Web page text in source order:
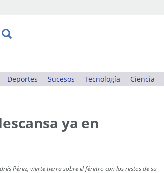
Deportes Sucesos Tecnología Ciencia
ya en
Pérez, vierte tierra sobre el féretro con los restos de su